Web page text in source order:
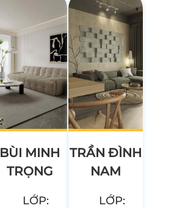
BÙI MINH
TRỌNG
LỚP:
TRẦN ĐÌNH
NAM
LỚP: